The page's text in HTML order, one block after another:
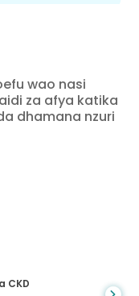
wao nasi
za afya katika
dhamana nzuri
CKD